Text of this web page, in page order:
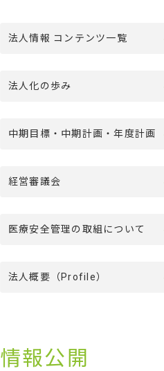
法人情報 コンテンツ一覧
法人化の歩み
中期目標・中期計画・年度計画
経営審議会
医療安全管理の取組について
法人概要（Profile）
情報公開